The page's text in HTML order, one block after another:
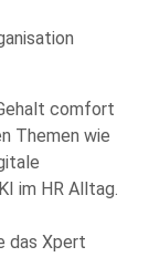
comfort
Themen wie
im HR Alltag.
das Xpert
genommen
für die
es gelten die
von